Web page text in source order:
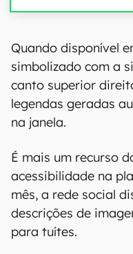
Quando disponível
simbolizado com a
canto superior
legendas geradas
na janela.
É mais um recurso
acessibilidade na
mês, a rede social
descrições de
para tuítes.